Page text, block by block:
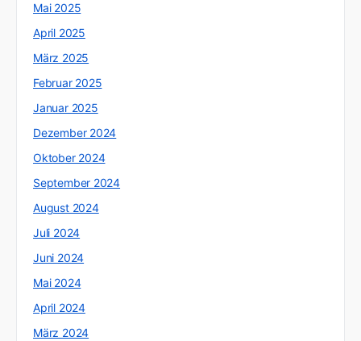
Mai 2025
April 2025
März 2025
Februar 2025
Januar 2025
Dezember 2024
Oktober 2024
September 2024
August 2024
Juli 2024
Juni 2024
Mai 2024
April 2024
März 2024